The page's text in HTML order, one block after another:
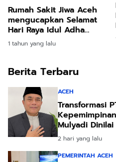
Rumah Sakit Jiwa Aceh
mengucapkan Selamat
Hari Raya Idul Adha
1446H
1 tahun yang lalu
Berita Terbaru
ACEH
Transformasi
Mulyadi
2 hari yang lalu
PEMERINTAH ACEH